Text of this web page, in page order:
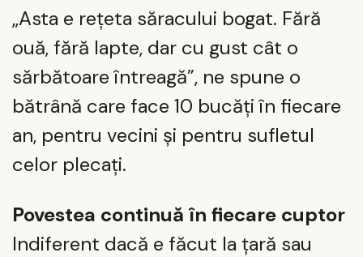
„Asta e rețeta săracului bogat. Fără
ouă, fără lapte, dar cu gust cât o
sărbătoare întreagă”, ne spune o
bătrână care face 10 bucăți în fiecare
an, pentru vecini și pentru sufletul
celor plecați.
Povestea continuă în fiecare cuptor
Indiferent dacă e făcut la țară sau